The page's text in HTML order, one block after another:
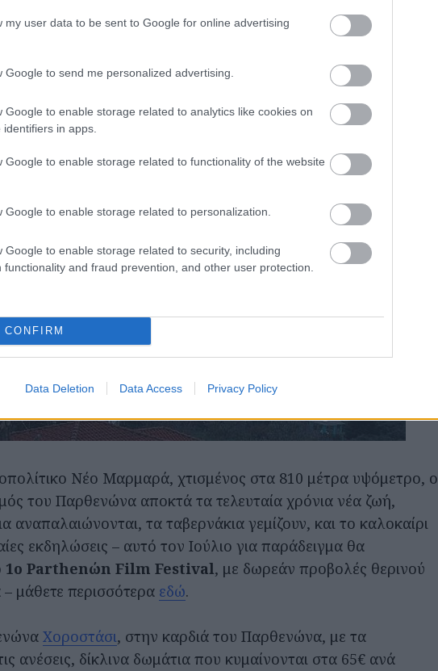
my user data to be sent to Google for online advertising
Google to send me personalized advertising.
Google to enable storage related to analytics like cookies on
in apps.
Google to enable storage related to functionality of the website
Google to enable storage related to personalization.
Google to enable storage related to security, including
functionality and fraud prevention, and other user protection.
CONFIRM
Data Deletion Data Access Privacy Policy
χτισμένα χωριουδάκια στις πλαγιές της Κασσάνδρας
θάλασσα και μικρά μελισσοχώρια με δεκάδες τοπικά
να δοκιμάσετε. Συγκεντρώνουμε επτά «μυστικά» της
χωριά σε κάθε πόδι της, για καλοκαιρινές ανακαλύψεις στις
Νέο Μαρμαρά, χτισμένος στα 810 μέτρα υψόμετρο, ο
του Παρθενώνα αποκτά τα τελευταία χρόνια νέα ζωή,
αναπαλαιώνονται, τα ταβερνάκια γεμίζουν, και το καλοκαίρι
εκδηλώσεις – αυτό τον Ιούλιο για παράδειγμα θα
1ο Parthenώn Film Festival, με δωρεάν προβολές θερινού
μάθετε περισσότερα εδώ.
Χοροστάσι, στην καρδιά του Παρθενώνα, με τα
ανέσεις, δίκλινα δωμάτια που κυμαίνονται στα 65€ ανά